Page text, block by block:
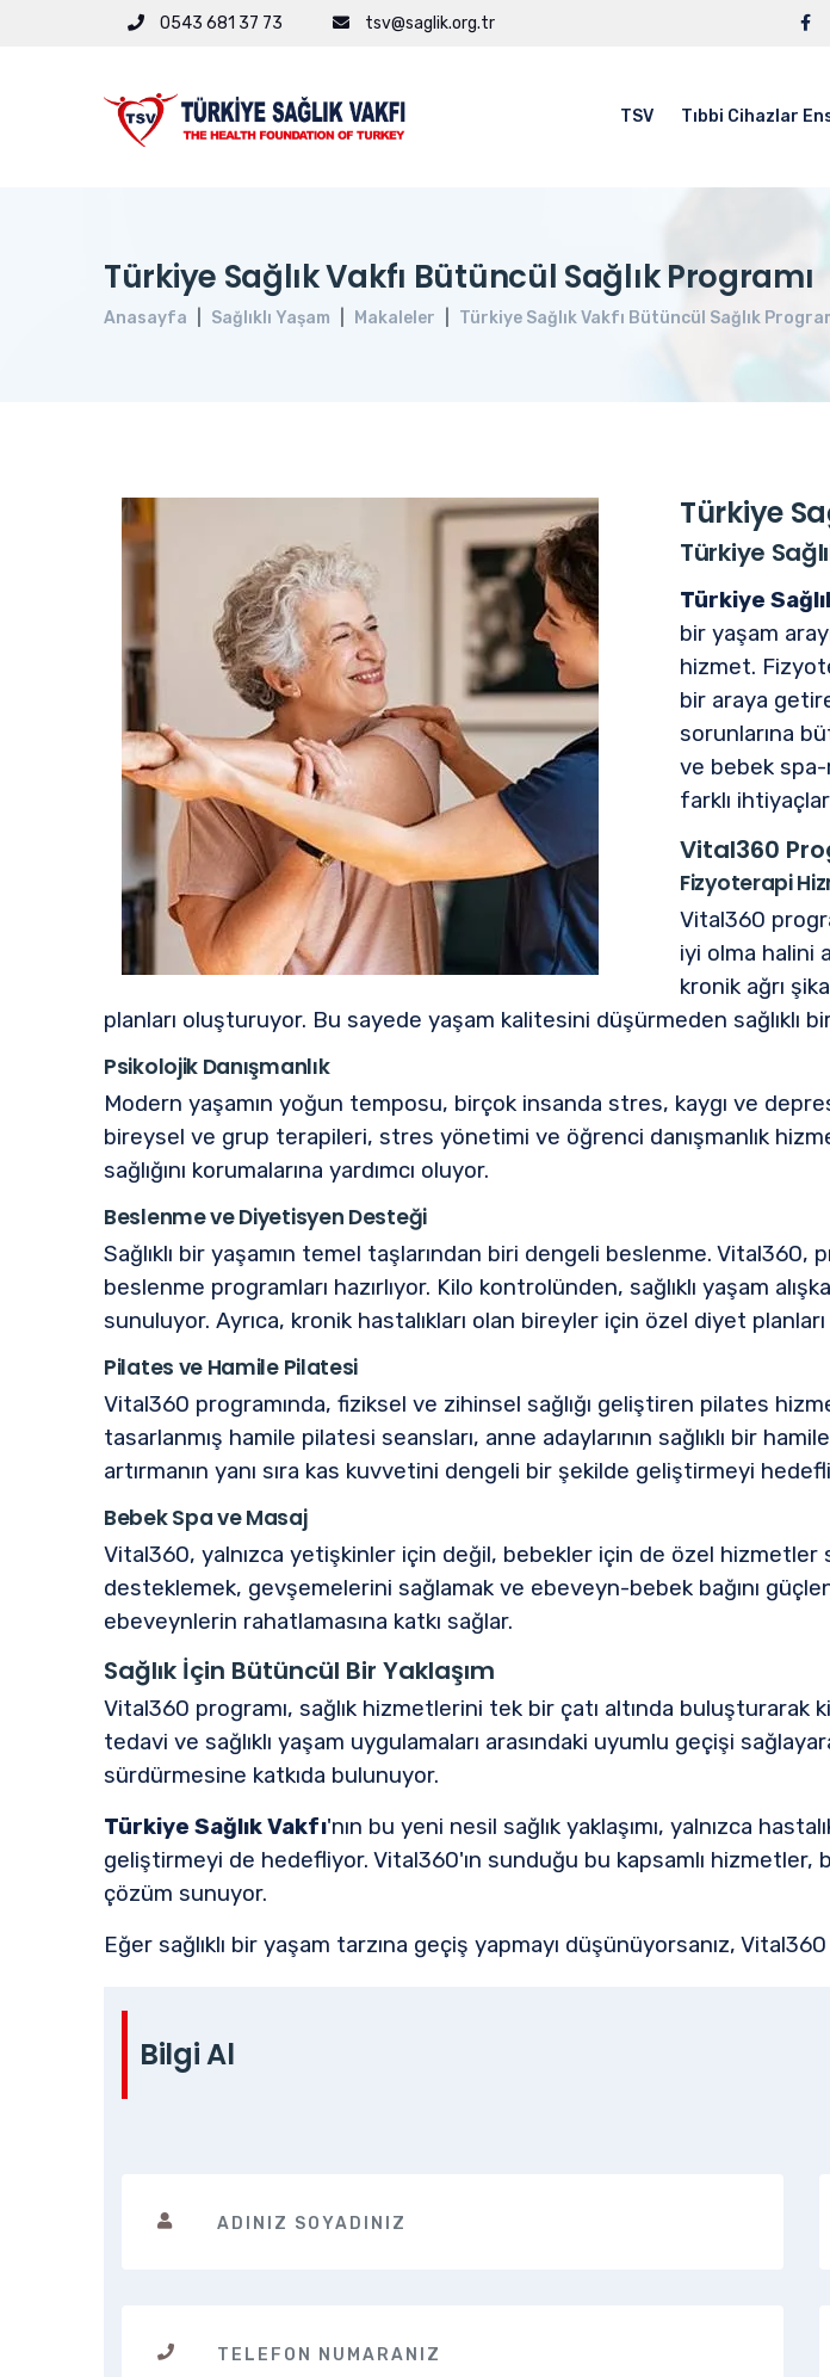
0543 681 37 73 tsv@saglik.org.tr
TSV Tıbbi Cihazlar
Türkiye Sağlık Vakfı Bütüncül Sağlık Programı
Anasayfa Sağlıklı Yaşam Makaleler Türkiye Sağlık Vakfı Bütüncül Sağlık
Türkiye
Türkiye
Türkiye
bir yaşam
hizmet.
bir araya
sorunlarına
ve bebek spa-
farklı
Vital360
Fizyoterapi
Vital360
iyi olma halini
kronik ağrı
planları oluşturuyor. Bu sayede yaşam kalitesini düşürmeden sağlıklı
Psikolojik Danışmanlık
Modern yaşamın yoğun temposu, birçok insanda stres, kaygı ve
bireysel ve grup terapileri, stres yönetimi ve öğrenci danışmanlık
sağlığını korumalarına yardımcı oluyor.
Beslenme ve Diyetisyen Desteği
Sağlıklı bir yaşamın temel taşlarından biri dengeli beslenme.
beslenme programları hazırlıyor. Kilo kontrolünden, sağlıklı yaşam
sunuluyor. Ayrıca, kronik hastalıkları olan bireyler için özel diyet
Pilates ve Hamile Pilatesi
Vital360 programında, fiziksel ve zihinsel sağlığı geliştiren pilates
tasarlanmış hamile pilatesi seansları, anne adaylarının sağlıklı bir
artırmanın yanı sıra kas kuvvetini dengeli bir şekilde geliştirmeyi
Bebek Spa ve Masaj
Vital360, yalnızca yetişkinler için değil, bebekler için de özel
desteklemek, gevşemelerini sağlamak ve ebeveyn-bebek bağını
ebeveynlerin rahatlamasına katkı sağlar.
Sağlık İçin Bütüncül Bir Yaklaşım
Vital360 programı, sağlık hizmetlerini tek bir çatı altında
tedavi ve sağlıklı yaşam uygulamaları arasındaki uyumlu geçişi
sürdürmesine katkıda bulunuyor.
Türkiye Sağlık Vakfı'nın bu yeni nesil sağlık yaklaşımı, yalnızca
geliştirmeyi de hedefliyor. Vital360'ın sunduğu bu kapsamlı
çözüm sunuyor.
Eğer sağlıklı bir yaşam tarzına geçiş yapmayı düşünüyorsanız,
Bilgi Al